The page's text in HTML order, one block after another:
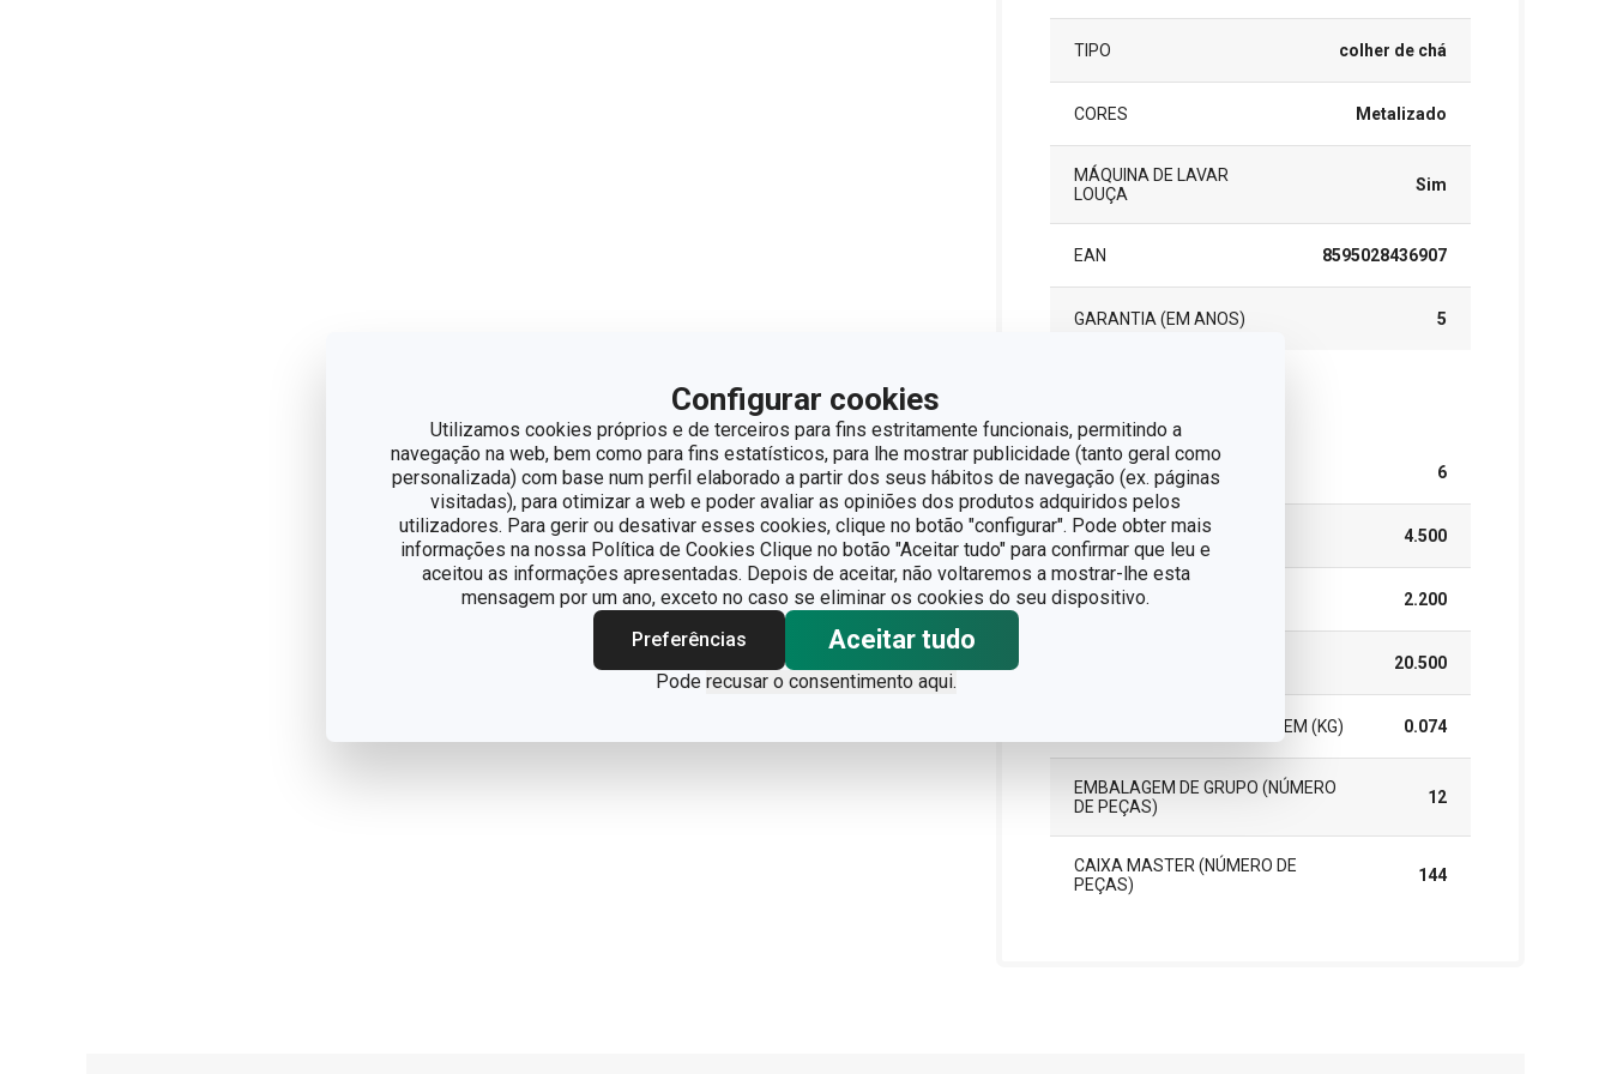
Configurar cookies
Utilizamos cookies próprios e de terceiros para fins estritamente funcionais, permitindo a
navegação na web, bem como para fins estatísticos, para lhe mostrar publicidade (tanto geral como
personalizada) com base num perfil elaborado a partir dos seus hábitos de navegação (ex. páginas
visitadas), para otimizar a web e poder avaliar as opiniões dos produtos adquiridos pelos
utilizadores. Para gerir ou desativar esses cookies, clique no botão "configurar". Pode obter mais
informações na nossa Política de Cookies Clique no botão "Aceitar tudo" para confirmar que leu e
aceitou as informações apresentadas. Depois de aceitar, não voltaremos a mostrar-lhe esta
mensagem por um ano, exceto no caso se eliminar os cookies do seu dispositivo.
Preferências
Aceitar tudo
Pode recusar o consentimento aqui.
TIPO colher de chá
CORES Metalizado
MÁQUINA DE LAVAR
LOUÇA
Sim
EAN 8595028436907
GARANTIA (EM ANOS) 5
PEÇAS DO CONJUNTO 6
LARGURA (CM) 4.500
ALTURA (CM) 2.200
20.500
PESO INCLUINDO EMBALAGEM (KG) 0.074
EMBALAGEM DE GRUPO (NÚMERO
DE PEÇAS)
12
CAIXA MASTER (NÚMERO DE
PEÇAS)
144